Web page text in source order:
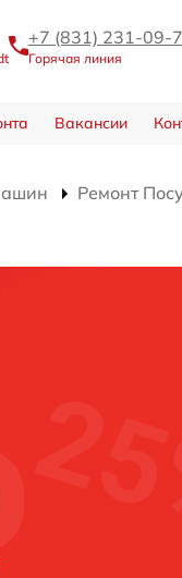
+7 (831) 231-09-
Горячая линия
Вакансии
Ремонт